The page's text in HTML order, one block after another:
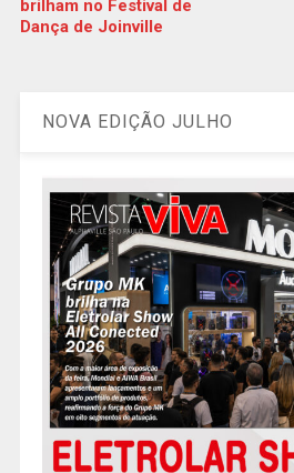
brilham no Festival de
Dança de Joinville
NOVA EDIÇÃO JULHO